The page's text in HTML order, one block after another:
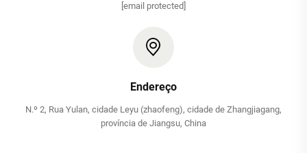
[email protected]
Endereço
N.º 2, Rua Yulan, cidade Leyu (zhaofeng), cidade de Zhangjiagang,
província de Jiangsu, China